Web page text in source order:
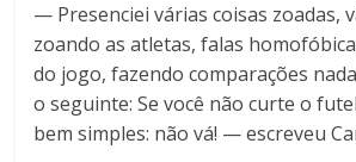
— Presenciei várias coisas zoadas,
zoando as atletas, falas
do jogo, fazendo comparações
o seguinte: Se você não curte o
bem simples: não vá! — escreveu